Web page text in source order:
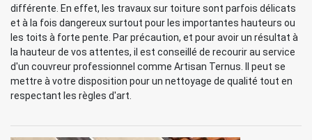
différente. En effet, les travaux sur toiture sont parfois délicats
et à la fois dangereux surtout pour les importantes hauteurs ou
les toits à forte pente. Par précaution, et pour avoir un résultat à
la hauteur de vos attentes, il est conseillé de recourir au service
d'un couvreur professionnel comme Artisan Ternus. Il peut se
mettre à votre disposition pour un nettoyage de qualité tout en
respectant les règles d'art.